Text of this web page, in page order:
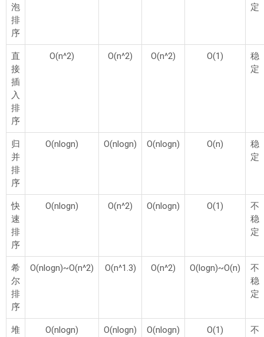
泡
排
序
定
直
接
插
入
排
序
O(n^2) O(n^2) O(n^2) O(1)
稳
定
归
并
排
序
O(nlogn) O(nlogn) O(nlogn) O(n)
稳
定
快
速
排
序
O(nlogn) O(n^2) O(nlogn) O(1)
不
稳
定
希
尔
排
序
O(nlogn)~O(n^2) O(n^1.3) O(n^2) O(logn)~O(n)
不
稳
定
堆
O(nlogn) O(nlogn) O(nlogn) O(1)
不